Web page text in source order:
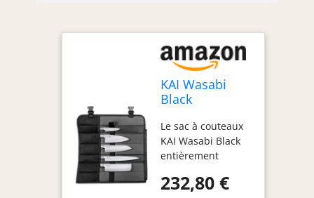
chaque technique
de coupe.
Entretien facile et
durabilité : La
poignée résistante
empêche la saleté
de pénétrer et
facilite le
maintenir la
KAI Wasabi
Black
Sacs de
Couteaux -
Couteau
Utilitaire 10
cm, Deba 15
Le sac à couteaux
KAI Wasabi Black
entièrement
un couteau
232,80 €